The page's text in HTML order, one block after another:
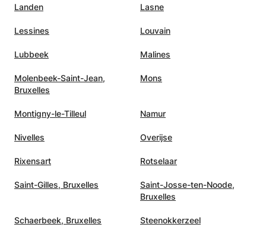
Landen Lasne
Lessines Louvain
Lubbeek Malines
Molenbeek-Saint-Jean,
Bruxelles
Mons
Montigny-le-Tilleul Namur
Nivelles Overijse
Rixensart Rotselaar
Saint-Gilles, Bruxelles
Saint-Josse-ten-Noode,
Bruxelles
Schaerbeek, Bruxelles Steenokkerzeel